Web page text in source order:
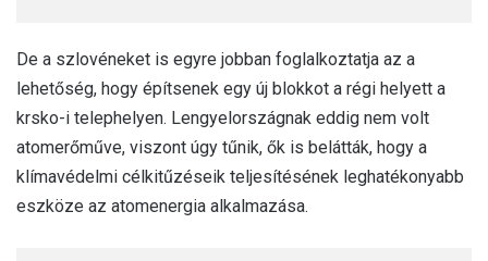
De a szlovéneket is egyre jobban foglalkoztatja az a
lehetőség, hogy építsenek egy új blokkot a régi helyett a
krsko-i telephelyen. Lengyelországnak eddig nem volt
atomerőműve, viszont úgy tűnik, ők is belátták, hogy a
klímavédelmi célkitűzéseik teljesítésének leghatékonyabb
eszköze az atomenergia alkalmazása.